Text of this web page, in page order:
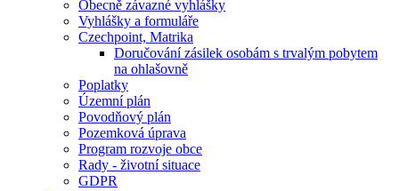
Obecně závazné vyhlášky
Vyhlášky a formuláře
Czechpoint, Matrika
Doručování zásilek osobám s trvalým pobytem
na ohlašovně
Poplatky
Územní plán
Povodňový plán
Pozemková úprava
Program rozvoje obce
Rady - životní situace
GDPR